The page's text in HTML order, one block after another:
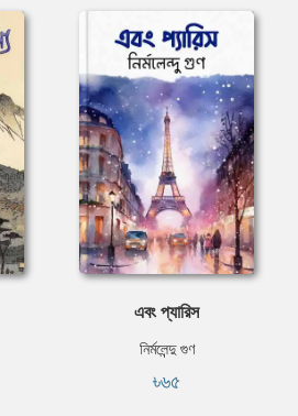
এবং প্যারিস
নির্মলেন্দু গুণ
৳৬৫